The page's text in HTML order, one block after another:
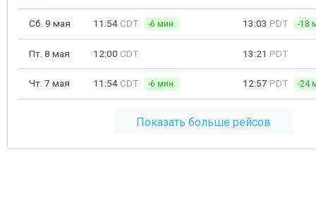
Сб. 9 мая 11:54 CDT -6 мин. 13:03 PDT -18
Пт. 8 мая 12:00 CDT 13:21 PDT
Чт. 7 мая 11:54 CDT -6 мин. 12:57 PDT -24
Показать больше рейсов